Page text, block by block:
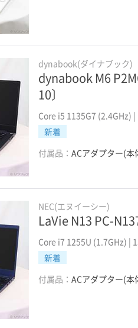
dynabook(ダイナブック)
dynabook M6
10〕
Core i5 1135G7 (2.4GHz)
新着
付属品：ACアダプター(本
NEC(エヌイーシー)
LaVie N13 PC-
Core i7 1255U (1.7GHz) |
新着
付属品：ACアダプター(本